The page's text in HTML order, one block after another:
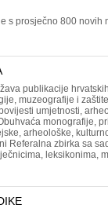
s prosječno 800 novih
publikacije
muzeografije i
umjetnosti,
monografije,
arheološke,
Referalna zbirka sa
leksikonima,